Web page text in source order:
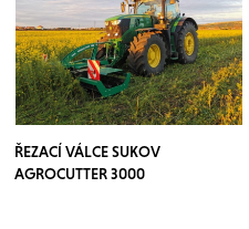
ŘEZACÍ VÁLCE SUKOV
AGROCUTTER 3000